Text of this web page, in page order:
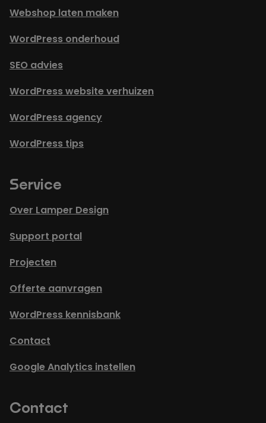
Webshop laten maken
WordPress onderhoud
SEO advies
WordPress website verhuizen
WordPress agency
WordPress tips
Service
Over Lamper Design
Support portal
Projecten
Offerte aanvragen
WordPress kennisbank
Contact
Google Analytics instellen
Contact